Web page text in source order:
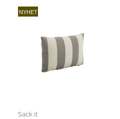
NYHET
Sack it